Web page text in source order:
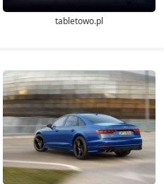
tabletowo.pl